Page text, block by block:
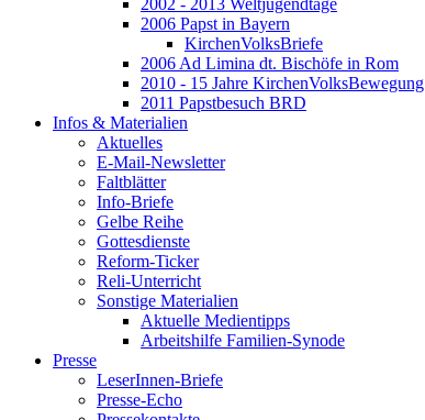
2002 - 2013 Weltjugendtage
2006 Papst in Bayern
KirchenVolksBriefe
2006 Ad Limina dt. Bischöfe in Rom
2010 - 15 Jahre KirchenVolksBewegung
2011 Papstbesuch BRD
Infos & Materialien
Aktuelles
E-Mail-Newsletter
Faltblätter
Info-Briefe
Gelbe Reihe
Gottesdienste
Reform-Ticker
Reli-Unterricht
Sonstige Materialien
Aktuelle Medientipps
Arbeitshilfe Familien-Synode
Presse
LeserInnen-Briefe
Presse-Echo